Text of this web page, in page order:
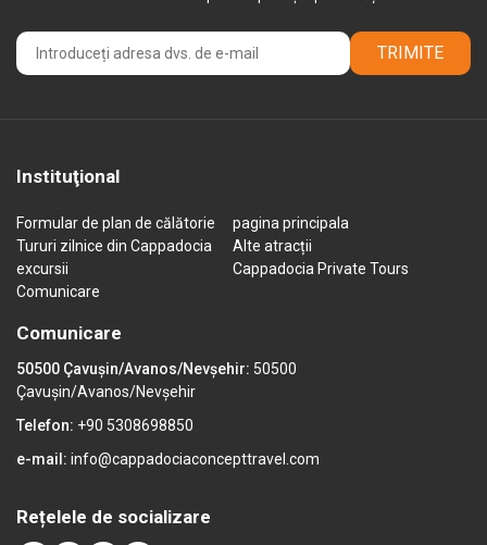
TRIMITE
Instituţional
Formular de plan de călătorie
pagina principala
Tururi zilnice din Cappadocia
Alte atracții
excursii
Cappadocia Private Tours
Comunicare
Comunicare
50500 Çavuşin/Avanos/Nevşehir: 50500
Çavuşin/Avanos/Nevşehir
Telefon: +90 5308698850
e-mail: info@cappadociaconcepttravel.com
Rețelele de socializare